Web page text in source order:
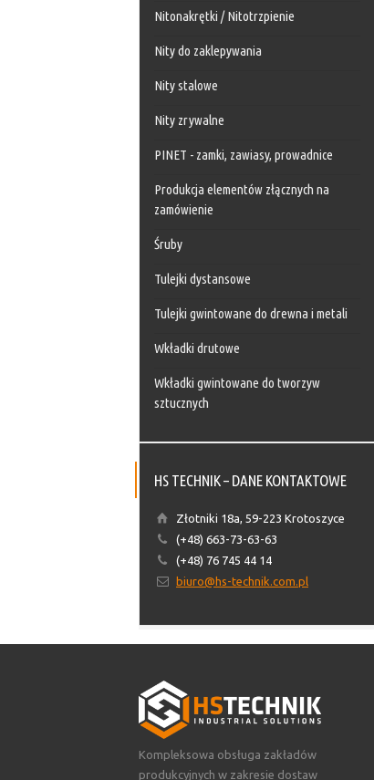
Nitonakrętki / Nitotrzpienie
Nity do zaklepywania
Nity stalowe
Nity zrywalne
PINET - zamki, zawiasy, prowadnice
Produkcja elementów złącznych na
zamówienie
Śruby
Tulejki dystansowe
Tulejki gwintowane do drewna i metali
Wkładki drutowe
Wkładki gwintowane do tworzyw
sztucznych
HS TECHNIK – DANE KONTAKTOWE
Złotniki 18a, 59-223 Krotoszyce
(+48) 663-73-63-63
(+48) 76 745 44 14
biuro@hs-technik.com.pl
Kompleksowa obsługa zakładów
produkcyjnych w zakresie dostaw